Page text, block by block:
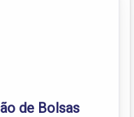
de Bolsas